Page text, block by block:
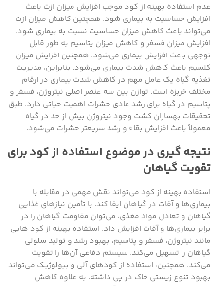
عدم استفاده بهینه از کود موجب افزایش میزان ازت باعث
افزایش حساسیت به بیماری شود. همچنین کاهش میزان ازت
می‌تواند باعث کاهش میزان حساسیت نسبت به بیماری شود.
افزایش میزان فسفر و کاهش میزان پتاسیم به طور قابل
توجهی باعث افزایش بیماری می‌شود. همچنین افزایش میزان
کلسیم باعث کاهش شدت بیماری می‌شود. بنابراین، مدیریت
تغذیه گیاه یک عامل مهم در کاهش شدت بیماری در ارقام
مختلف خربزه است. توازن بین سه عنصر اصلی نیتروژن، فسفر و
پتاسیم در گیاه برای رشد عادی حشرات اهمیت حیاتی دارد. طبق
تحقیقات بهسازان کشت وجود نیتروژن بیش از حد در گیاه
معمولاً باعث افزایش بقاء و رشد سریعتر حشرات می‌شود.
نتیجه گیری در موضوع استفاده از کود برای
تقویت گیاهان
استفاده بهینه از کود می‌تواند نقش مهمی در مقابله با
بیماری‌ها و آفات در گیاهان ایفا کند. با تأمین نیازهای غذایی
گیاهان و تعادل مواد مغذی، می‌توان مقاومت گیاهان را در
برابر بیماری‌ها و آفات افزایش داد. استفاده بهینه از کود هایی
مانند نیتروژن، فسفر و پتاسیم، بهبود رشد و تولید سلولی
گیاهان را تسهیل می‌کند. سیستم دفاعی آن‌ها را تقویت
می‌کند. همچنین، استفاده از کودهای آلی و بیولوژیک می‌تواند
بهبود تنوع زیستی خاک در پی داشته. به علاوه کاهش